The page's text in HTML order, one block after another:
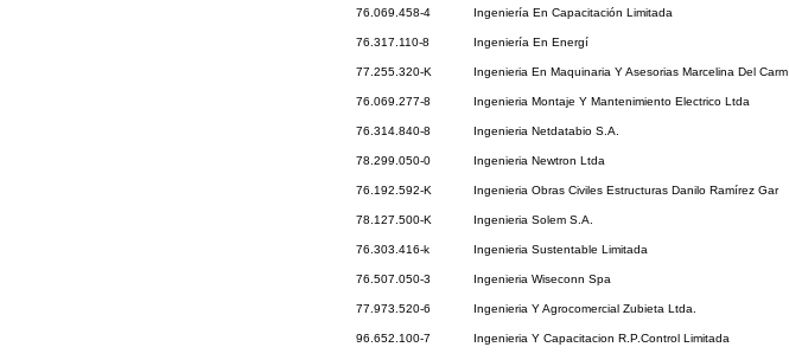
76.069.458-4 Ingeniería En Capacitación Limitada
76.317.110-8 Ingeniería En Energí
77.255.320-K Ingenieria En Maquinaria Y Asesorias Marcelina Del Carm
76.069.277-8 Ingenieria Montaje Y Mantenimiento Electrico Ltda
76.314.840-8 Ingenieria Netdatabio S.A.
78.299.050-0 Ingenieria Newtron Ltda
76.192.592-K Ingenieria Obras Civiles Estructuras Danilo Ramírez Gar
78.127.500-K Ingenieria Solem S.A.
76.303.416-k Ingenieria Sustentable Limitada
76.507.050-3 Ingenieria Wiseconn Spa
77.973.520-6 Ingenieria Y Agrocomercial Zubieta Ltda.
96.652.100-7 Ingenieria Y Capacitacion R.P.Control Limitada